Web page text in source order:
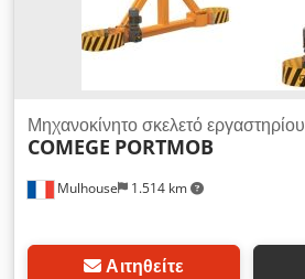
Mulhouse 1.514 km
Μηχανοκίνητο σκελετό εργαστηρίου
COMEGE PORTMOB
Αιτηθείτε